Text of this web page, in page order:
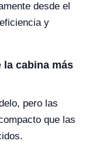
desde el
y
la cabina más
pero las
que las